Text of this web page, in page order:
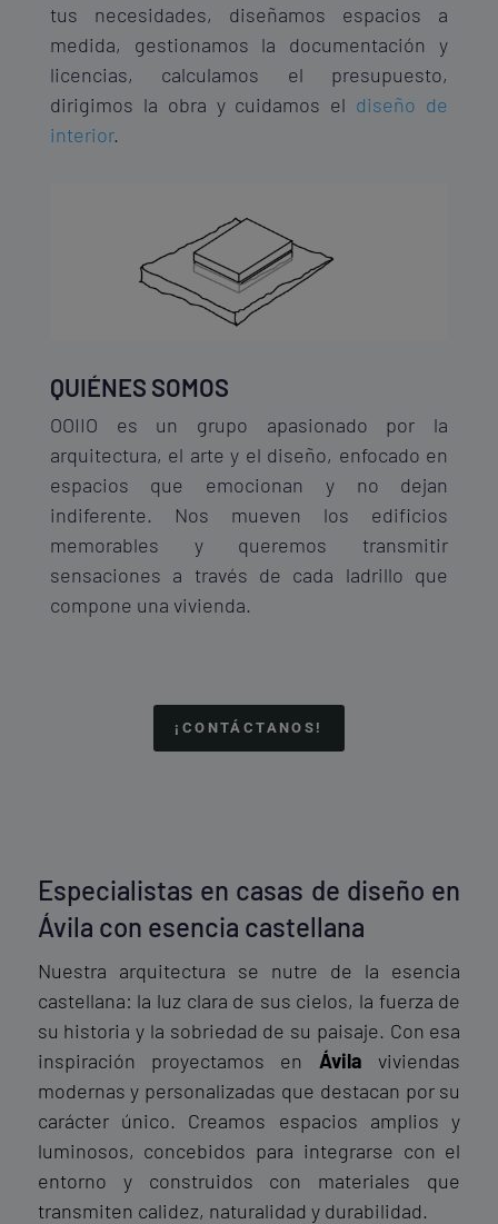
tus necesidades, diseñamos espacios a
medida, gestionamos la documentación y
licencias, calculamos el presupuesto,
dirigimos la obra y cuidamos el diseño de
interior.
QUIÉNES SOMOS
OOIIO es un grupo apasionado por la
arquitectura, el arte y el diseño, enfocado en
espacios que emocionan y no dejan
indiferente. Nos mueven los edificios
memorables y queremos transmitir
sensaciones a través de cada ladrillo que
compone una vivienda.
¡CONTÁCTANOS!
Especialistas en casas de diseño en
Ávila con esencia castellana
Nuestra arquitectura se nutre de la esencia
castellana: la luz clara de sus cielos, la fuerza de
su historia y la sobriedad de su paisaje. Con esa
inspiración proyectamos en Ávila viviendas
modernas y personalizadas que destacan por su
carácter único. Creamos espacios amplios y
luminosos, concebidos para integrarse con el
entorno y construidos con materiales que
transmiten calidez, naturalidad y durabilidad.